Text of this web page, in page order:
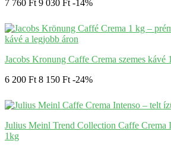
7 760 Ft 9 030 Ft -14%
Jacobs Kronung Caffe Crema szemes kávé
6 200 Ft 8 150 Ft -24%
Julius Meinl Trend Collection Caffe Crema
1kg